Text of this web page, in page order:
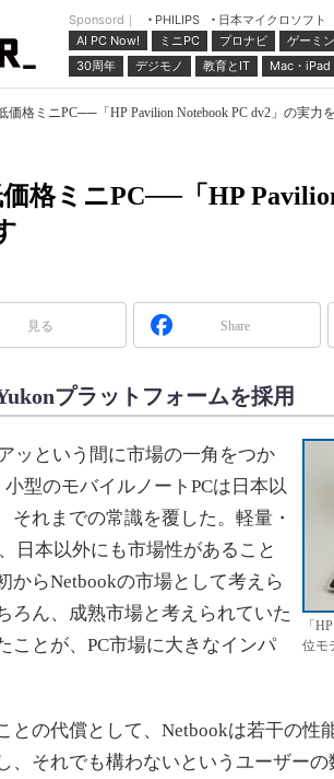
Sponsord｜ PHILIPS 日本マイクロソフト
AI PC Now!
ミニPC プロナビ ゲーミ
30周年
デジモノ 教育とIT Mac・iPad
価格ミニPC──「HP Pavilion Notebook PC dv2」の実力
格ミニPC──「HP
見る Share
プラットフォームを採用
「
位モ
ッという間に市場の一角をつか
型のモバイルノートPCは日本以
それまでの常識を覆した。軽量・
日本以外にも市場性があること
からNetbookの市場として考えら
ろん、成熟市場と考えられていた
ことが、PC市場に大きなインパ
の代償として、Netbookは若干の性
、それでも構わないというユーザーの